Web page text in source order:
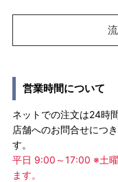
営業時間について
ネットでの注文は24時
店舗へのお問合せにつ
す。
平日 9:00～17:00 ※土
ます。